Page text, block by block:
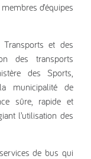
d’équipes
Transports et des
des transports
des Sports,
municipalité de
sûre, rapide et
l’utilisation des
de bus qui